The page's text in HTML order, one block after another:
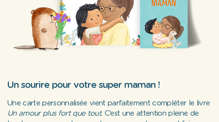
Un sourire pour votre super maman !
Une carte personnalisée vient parfaitement compléter le livre
Un amour plus fort que tout. C’est une attention pleine de